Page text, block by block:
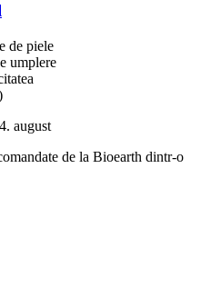
de piele
umplere
august
de la Bioearth dintr-o